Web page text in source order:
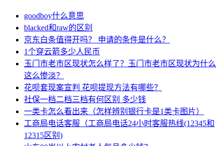
goodboy什么意思
blacked和raw的区别
京东白条值得开吗？ 申请的条件是什么？
1个穿云箭多少人民币
玉门市老市区现状怎么样了？玉门市老市区现状为什么
这么惨淡？
花呗套现案宣判 花呗提现方法有哪些？
社保一档二档三档有何区别 多少钱
一类卡怎么看出来（怎样辨别银行卡是1类卡图片）
工商局电话客服（工商局电话24小时客服热线(12345和
12315区别)